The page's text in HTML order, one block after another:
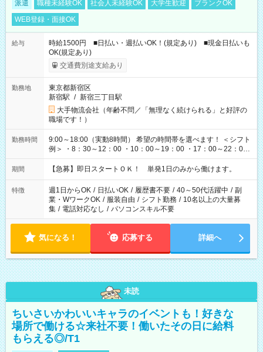
派遣 職種未経験OK 社会人未経験OK 大学生歓迎
ブランクOK
WEB登録・面接OK
給与
時給1500円 ■日払い・週払いOK！(規定あり) ■現金日払いも
OK(規定あり)
交通費別途支給あり
勤務地
東京都新宿区
新宿駅 / 新宿三丁目駅
大手物流会社（年齢不問／「無理なく続けられる」と好評の
職場です！）
勤務時間
9:00～18:00（実動8時間） 希望の時間帯を選べます！ ＜シフト
例＞ ・8：30～12：00 ・10：00～19：00 ・17：00～22：00
・13：00～22：00 ・22：00～翌6：00 など
期間 【急募】即日スタートＯＫ！ 単発1日のみから働けます。
特徴 週1日からOK / 日払いOK / 履歴書不要 / 40～50代活躍中 / 副
業・WワークOK / 服装自由 / シフト勤務 / 10名以上の大量募
集 / 電話対応なし / パソコンスキル不要
気になる！ 応募する 詳細へ
未読
ちいさいかわいいキャラのイベントも！好きな
場所で働ける☆来社不要！働いたその日に給料
もらえる◎/T1